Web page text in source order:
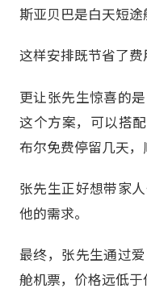
斯亚贝巴是白天短途
这样安排既节省了费
更让张先生惊喜的
这个方案，可以搭
布尔免费停留几天，
张先生正好想带家
他的需求。
最终，张先生通过
舱机票，价格远低于